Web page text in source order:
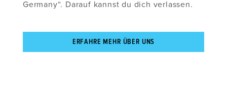
Germany“. Darauf kannst du dich verlassen.
ERFAHRE MEHR ÜBER UNS